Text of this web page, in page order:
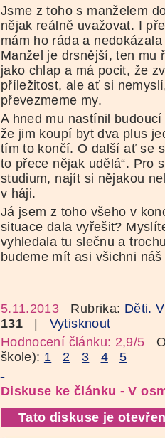
Jsme z toho s manželem
nějak reálně uvažovat. I
mám ho ráda a
Manžel je drsnější, ten mu
jako chlap a má pocit, že
příležitost, ale ať si
převezmeme my.
A hned mu nastínil
že jim koupí byt dva plus
tím to končí. O další ať se
to přece nějak udělá“. Pro
studium, najít si nějakou
v háji.
Já jsem z toho všeho v
situace dala vyřešit?
vyhledala tu slečnu a
budeme mít asi všichni
5.11.2013 Rubrika: Děti.
131| Vytisknout
Hodnocení článku: 2,9/5
škole): 1 2 3 4 5
Diskuse ke článku - V
Tato diskuse je